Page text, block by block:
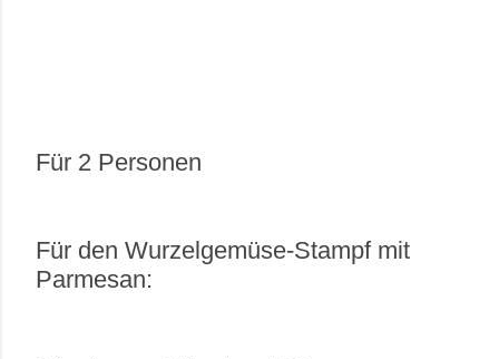
Für 2 Personen
Für den Wurzelgemüse-Stampf mit
Parmesan: